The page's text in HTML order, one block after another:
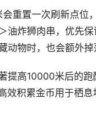
重置一次刷新点位
油炸狮肉串，优先
动物时，也会额外
提高10000米后的
积累金币用于栖息